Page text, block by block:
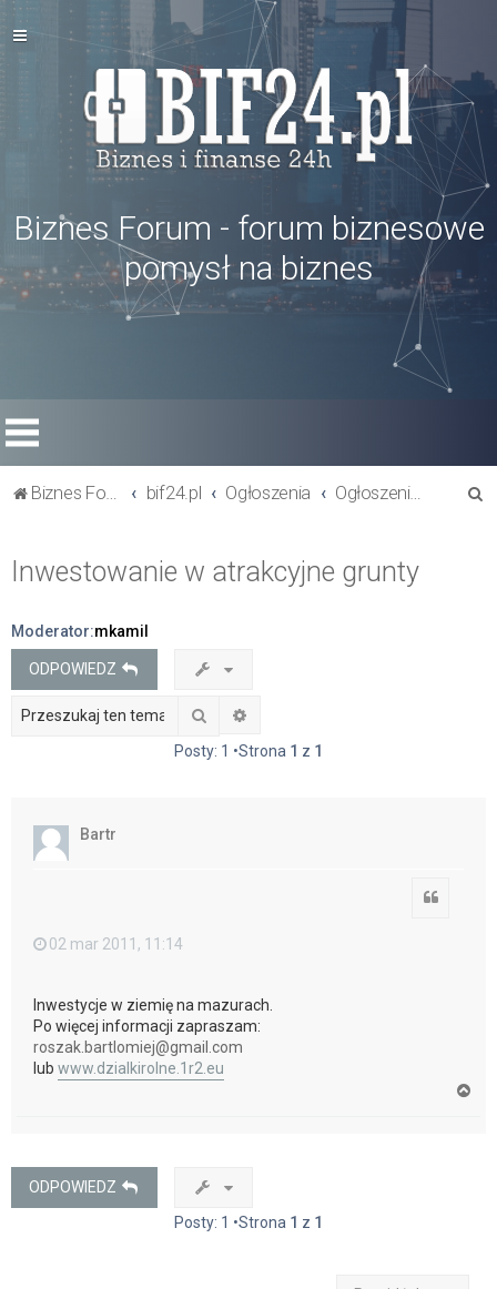
Biznes Forum - forum biznesowe
pomysł na biznes
Biznes Forum bif24.pl Ogłoszenia Ogłoszenia inne
Inwestowanie w atrakcyjne grunty
Moderator:mkamil
ODPOWIEDZ
Szukaj
Posty: 1 •Strona 1 z 1
Bartr
02 mar 2011, 11:14
Inwestycje w ziemię na mazurach.
Po więcej informacji zapraszam:
roszak.bartlomiej@gmail.com
lub www.dzialkirolne.1r2.eu
ODPOWIEDZ
Posty: 1 •Strona 1 z 1